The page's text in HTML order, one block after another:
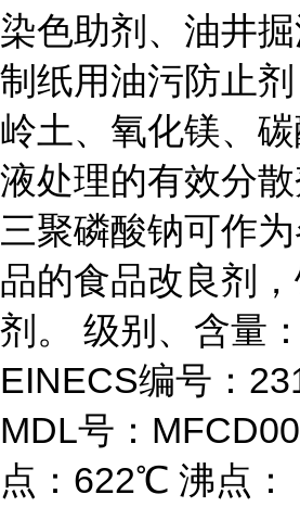
染色助剂、油井掘
制纸用油污防止
岭土、氧化镁、
液处理的有效分
三聚磷酸钠可作
品的食品改良剂
剂。 级别、含量
EINECS编号：
MDL号：
点：622℃ 沸点：